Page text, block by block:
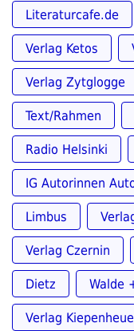
Literaturcafe.de
Verlag Ketos
Verlag Zytglogge
Text/Rahmen
Radio Helsinki
IG Autorinnen
Limbus
Verlag Czernin
Dietz Walde
Verlag